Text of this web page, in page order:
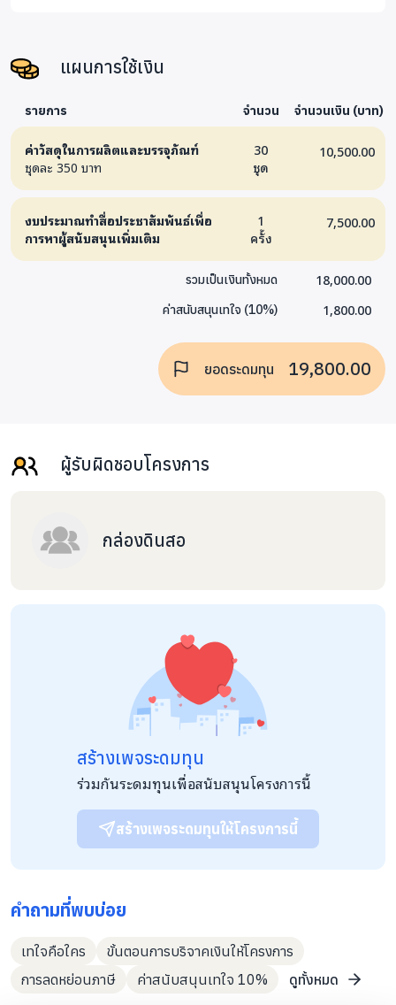
จะถึงนี้พอดี :)
ประโยชน์ของโครงการ :
ช่วยสร้างเสริมจินตนาการและความสามารถทางศิลปะของ
เด็กพิการทางสายตา
เพิ่มประสิทธิภาพในการเรียนการสอนวิชาศิลปะ,
คณิตศาสตร์, วิทยาศาสตร์, แผนที่, และอื่นๆ
คุณครูสอนง่ายขึ้นและเด็กๆ เข้าใจมากขึ้น
ชุดวาดเขียนเล่นเส้น ได้ทดสอบกับเด็กๆ ที่โรงเรียนสอนคน
ตาบอดกรุงเทพมาหลายรอบ และพัฒนาร่วมกับคุณครูผู้
เชี่ยวชาญหลายท่าน จนกระทั่งได้ผลิตภัณฑ์ที่ใช้งานได้ดีที่สุด
สมาชิกภายในทีม :
ชอบธุรกิจเพื่อสังคม จากโครงการ IMBA มหาวิทยาลัย
ธรรมศาสตร์
อาจารย์ครรชิต สมจิตร คณะครุศาสตร์ มหาวิทยาลัยราชภัฏ
แผนการใช้เงิน
รายการ จำนวน จำนวนเงิน (บาท)
ค่าวัสดุในการผลิตและบรรจุภัณฑ์
ชุดละ 350 บาท
30
ชุด
10,500.00
งบประมาณทำสื่อประชาสัมพันธ์เพื่อ
การหาผู้สนับสนุนเพิ่มเติม
1
ครั้ง
7,500.00
รวมเป็นเงินทั้งหมด 18,000.00
ค่าสนับสนุนเทใจ (10%) 1,800.00
ยอดระดมทุน 19,800.00
ผู้รับผิดชอบโครงการ
กล่องดินสอ
สร้างเพจระดมทุน
ร่วมกันระดมทุนเพื่อสนับสนุนโครงการนี้
สร้างเพจระดมทุนให้โครงการนี้
คำถามที่พบบ่อย
เทใจคือใคร
ขั้นตอนการบริจาคเงินให้โครงการ
การลดหย่อนภาษี
ค่าสนับสนุนเทใจ 10% ดูทั้งหมด